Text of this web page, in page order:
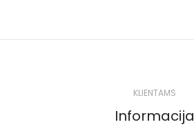
KLIENTAMS
Informacija